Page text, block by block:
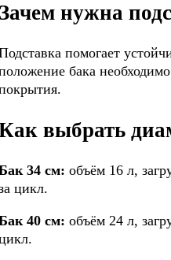
нужна
помогает
бака
выбрать
34 см: объём 16 л,
цикл.
40 см: объём 24 л,